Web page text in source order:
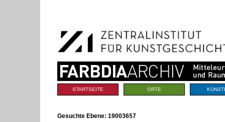
Navigation
Sektionen
STARTSEITE ORTE
Gesuchte Ebene: 19003657